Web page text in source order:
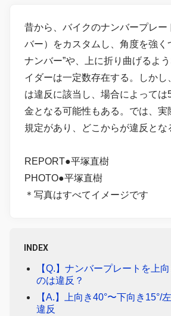
昔から、バイクのナンバープレー
バー）をカスタムし、角度を強く
ナンバー”や、上に折り曲げるよ
イダーは一定数存在する。しかし
は違反に該当し、場合によっては
金となる可能性もある。では、実
規定があり、どこからが違反とな
REPORT●平塚直樹
PHOTO●平塚直樹
＊写真はすべてイメージです
INDEX
【Q.】ナンバープレートを上
のは違反？
【A.】上向き40°〜下向き15°/
違反